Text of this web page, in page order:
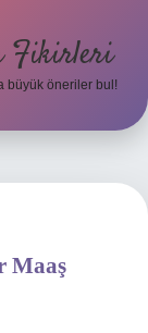
Fikirleri
büyük öneriler bul!
Maaş